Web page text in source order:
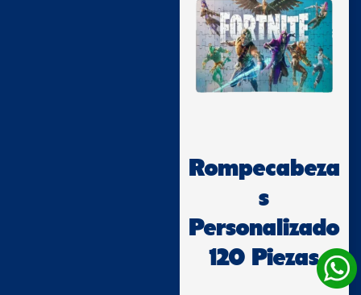
Rompecabeza
s
Personalizado
120 Piezas